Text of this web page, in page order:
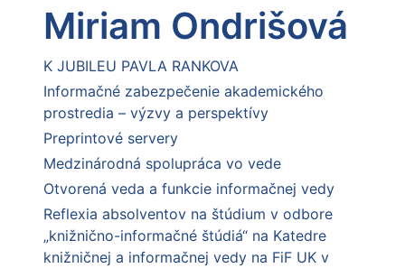
Miriam Ondrišová
K JUBILEU PAVLA RANKOVA
Informačné zabezpečenie akademického
prostredia – výzvy a perspektívy
Preprintové servery
Medzinárodná spolupráca vo vede
Otvorená veda a funkcie informačnej vedy
Reflexia absolventov na štúdium v odbore
„knižnično-informačné štúdiá“ na Katedre
knižničnej a informačnej vedy na FiF UK v